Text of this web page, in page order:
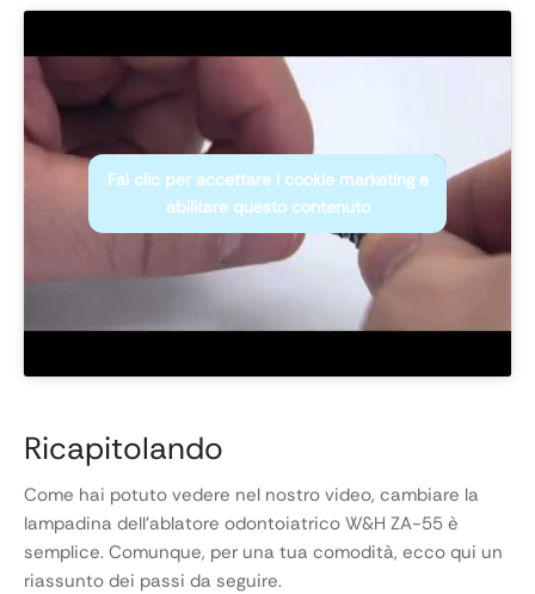
Fai clic per accettare i cookie marketing e
abilitare questo contenuto
Ricapitolando
Come hai potuto vedere nel nostro video, cambiare la
lampadina dell’ablatore odontoiatrico W&H ZA-55 è
semplice. Comunque, per una tua comodità, ecco qui un
riassunto dei passi da seguire.